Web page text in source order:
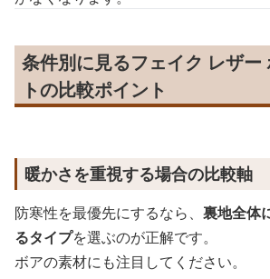
条件別に見るフェイク レザー
トの比較ポイント
暖かさを重視する場合の比較軸
防寒性を最優先にするなら、 裏地全体
るタイプを選ぶのが正解です。
ボアの素材にも注目してください。